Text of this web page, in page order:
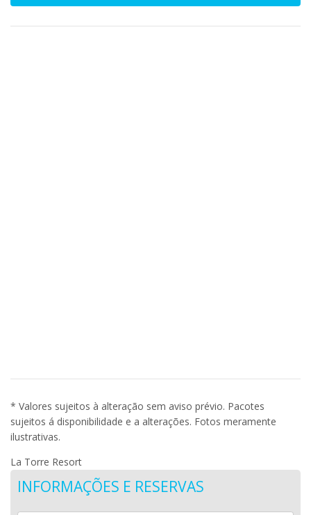
* Valores sujeitos à alteração sem aviso prévio. Pacotes
sujeitos á disponibilidade e a alterações. Fotos meramente
ilustrativas.
La Torre Resort
INFORMAÇÕES E RESERVAS